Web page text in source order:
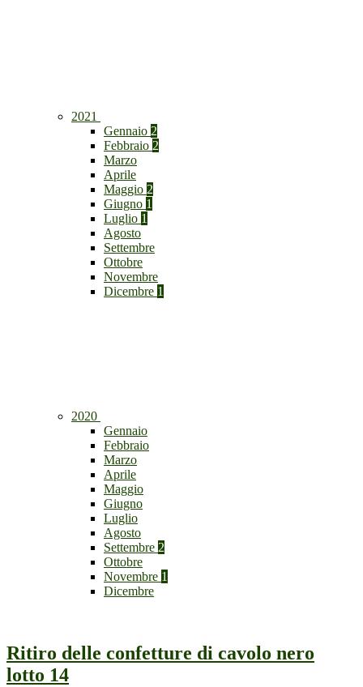
2021
Gennaio 2
Febbraio 2
Marzo
Aprile
Maggio 2
Giugno 1
Luglio 1
Agosto
Settembre
Ottobre
Novembre
Dicembre 1
2020
Gennaio
Febbraio
Marzo
Aprile
Maggio
Giugno
Luglio
Agosto
Settembre 2
Ottobre
Novembre 1
Dicembre
Ritiro delle confetture di cavolo nero
lotto 14